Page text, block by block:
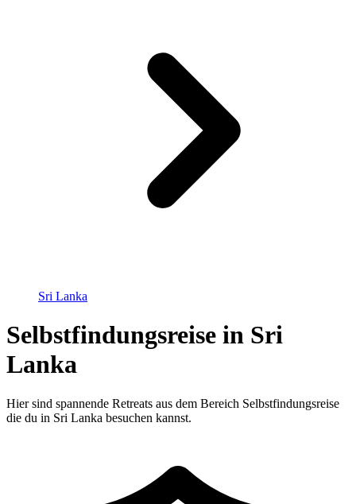
Sri Lanka
Selbstfindungsreise in Sri
Lanka
Hier sind spannende Retreats aus dem Bereich Selbstfindungsreise
die du in Sri Lanka besuchen kannst.